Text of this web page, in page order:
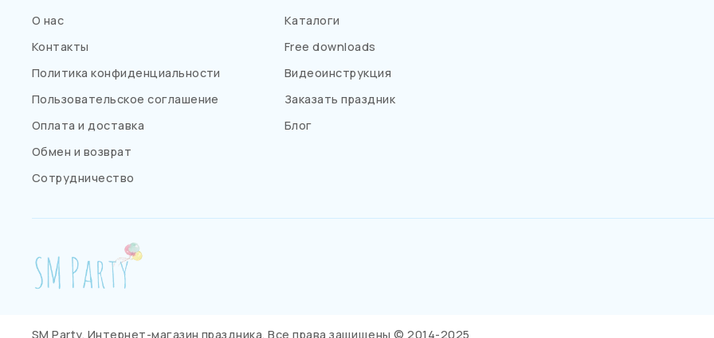
О нас
Контакты
Политика конфиденциальности
Пользовательское соглашение
Оплата и доставка
Обмен и возврат
Сотрудничество
Каталоги
Free downloads
Видеоинструкция
Заказать праздник
Блог
SM Party. Интернет-магазин праздника. Все права защищены © 2014-2025